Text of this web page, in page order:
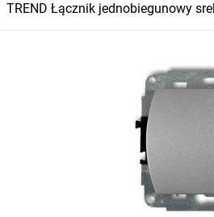
TREND Łącznik jednobiegunowy